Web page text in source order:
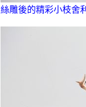
絲雕後的精彩小枝舍利